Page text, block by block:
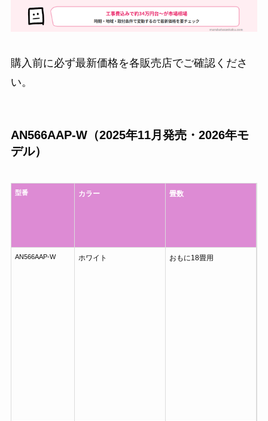
購入前に必ず最新価格を各販売店でご確認くださ
い。
AN566AAP-W（2025年11月発売・2026年モ
デル）
型番 カラー 畳数
AN566AAP-W ホワイト おもに18畳用